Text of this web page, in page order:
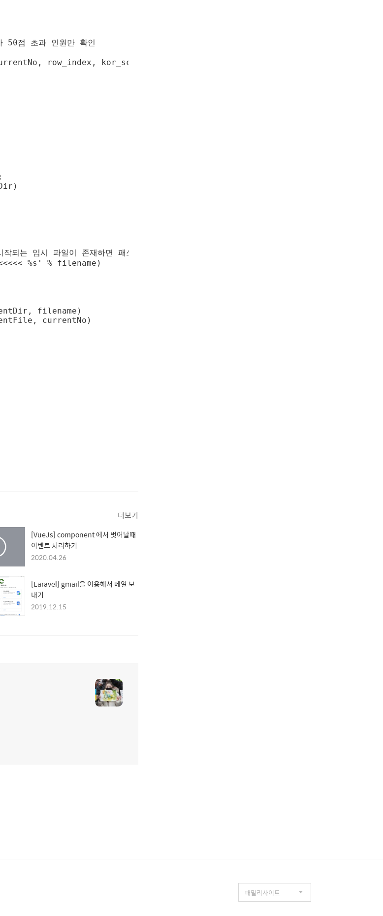
점 초과 인원만 확인
row_index, kor_score, eng_score, math_score))
는 임시 파일이 존재하면 패쓰
%s' % filename)
filename)
currentNo)
더보기
[VueJs] component 에서 벗어날때
이벤트 처리하기
2020.04.26
[Laravel] gmail을 이용해서 메일 보
내기
2019.12.15